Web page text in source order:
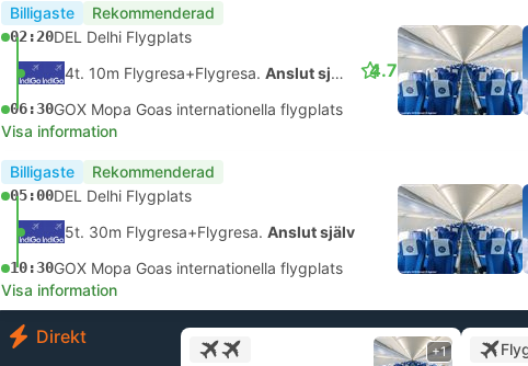
Billigaste Rekommenderad
02:20DEL Delhi Flygplats
4t. 10m Flygresa+Flygresa. Anslut själv
06:30GOX Mopa Goas internationella flygplats
4.7
Visa information
Billigaste Rekommenderad
05:00DEL Delhi Flygplats
5t. 30m Flygresa+Flygresa. Anslut själv
10:30GOX Mopa Goas internationella flygplats
Visa information
Direkt
+1